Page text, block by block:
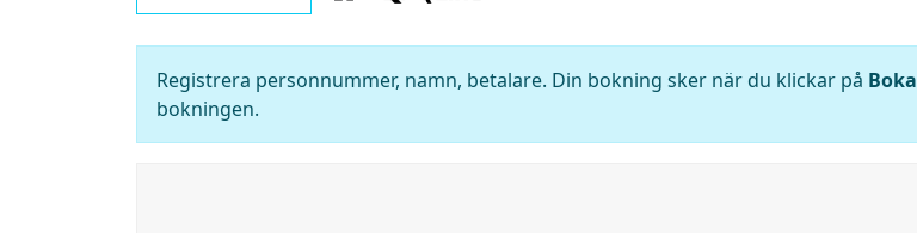
Registrera personnummer, namn, betalare. Din bokning sker när du klickar på Boka
bokningen.